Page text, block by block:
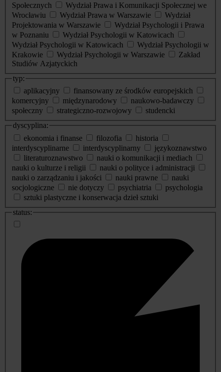
Społecznych
Wydział Prawa i Komunikacji Społecznej we
Wrocławiu
Wydział Prawa w Warszawie
Wydział
Projektowania w Warszawie
Wydział Psychologii i Prawa
w Poznaniu
Wydział Psychologii w Katowicach
Wydział Psychologii w Katowicach
Wydział Psychologii w
Krakowie
Wydział Psychologii w Warszawie
Zakład
Studiów Azjatyckich
typ:
aplikacyjny
finansowany ze środków europejskich
komercyjny
międzynarodowy
naukowo-badawczy
społeczny
strategiczno-rozwojowy
studencki
dyscyplina:
ekonomia i finanse
filozofia
historia
interdyscyplinarne
interdyscyplinarny
językoznawstwo
literaturoznawstwo
nauki o komunikacji i mediach
nauki o kulturze i religii
nauki o polityce i administracji
nauki o zarządzaniu i jakości
nauki prawne
nauki
socjologiczne
nie dotyczy psychiatria
psychologia
sztuki plastyczne i konserwacja dzieł sztuki
status: